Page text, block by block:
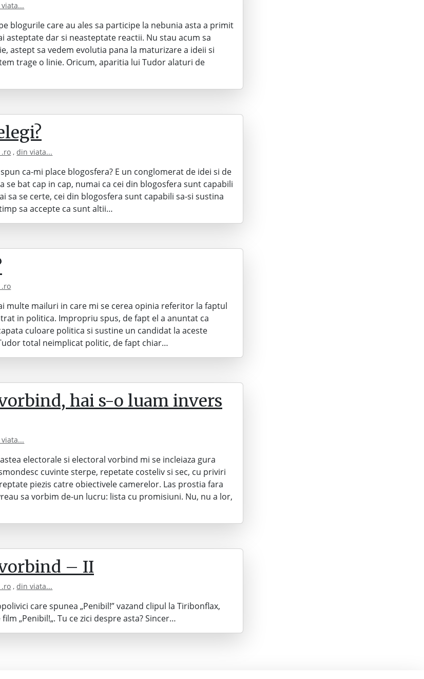
blogurile care au ales sa participe la nebunia asta a primit
asteptate dar si neasteptate reactii. Nu stau acum sa
astept sa vedem evolutia pana la maturizare a ideii si
trage o linie. Oricum, aparitia lui Tudor alaturi de
,din viata...
ca-mi place blogosfera? E un conglomerat de idei si de
se bat cap in cap, numai ca cei din blogosfera sunt capabili
sa se certe, cei din blogosfera sunt capabili sa-si sustina
sa accepte ca sunt altii…
multe mailuri in care mi se cerea opinia referitor la faptul
in politica. Impropriu spus, de fapt el a anuntat ca
culoare politica si sustine un candidat la aceste
total neimplicat politic, de fapt chiar…
hai s-o luam invers
electorale si electoral vorbind mi se incleiaza gura
cuvinte sterpe, repetate costeliv si sec, cu priviri
piezis catre obiectivele camerelor. Las prostia fara
sa vorbim de-un lucru: lista cu promisiuni. Nu, nu a lor,
– II
,din viata...
care spunea „Penibil!” vazand clipul la Tiribonflax,
„Penibil!„. Tu ce zici despre asta? Sincer…